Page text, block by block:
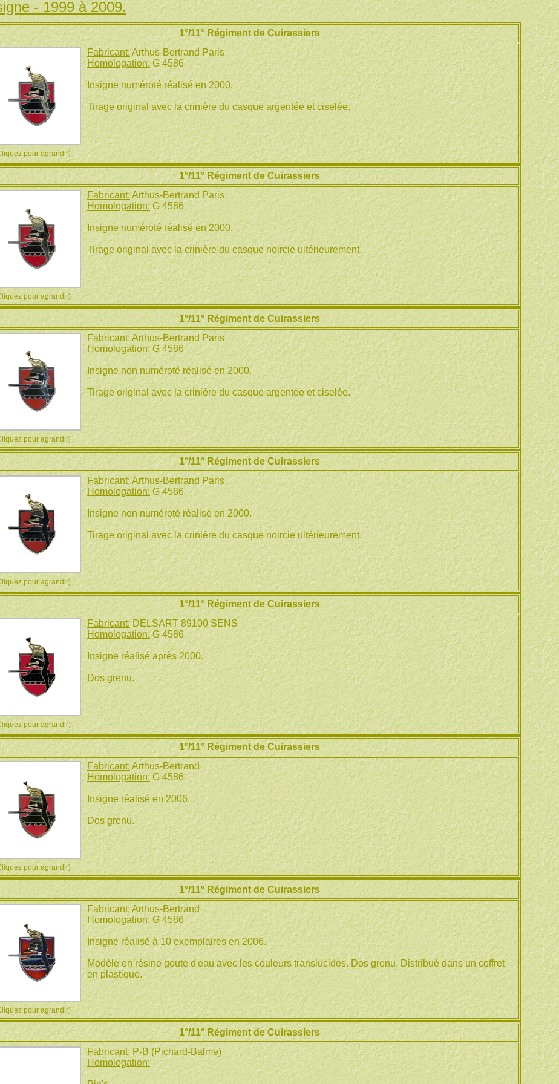
- 1999 à 2009.
1°/11° Régiment de Cuirassiers
pour agrandir)
Fabricant:Arthus-Bertrand Paris
Homologation:G 4586
Insigne numéroté réalisé en 2000.
Tirage original avec la crinière du casque argentée et ciselée.
1°/11° Régiment de Cuirassiers
pour agrandir)
Fabricant:Arthus-Bertrand Paris
Homologation:G 4586
Insigne numéroté réalisé en 2000.
Tirage original avec la crinière du casque noircie ultérieurement.
1°/11° Régiment de Cuirassiers
pour agrandir)
Fabricant:Arthus-Bertrand Paris
Homologation:G 4586
Insigne non numéroté réalisé en 2000.
Tirage original avec la crinière du casque argentée et ciselée.
1°/11° Régiment de Cuirassiers
pour agrandir)
Fabricant:Arthus-Bertrand Paris
Homologation:G 4586
Insigne non numéroté réalisé en 2000.
Tirage original avec la crinière du casque noircie ultérieurement.
1°/11° Régiment de Cuirassiers
pour agrandir)
Fabricant:DELSART 89100 SENS
Homologation:G 4586
Insigne réalisé après 2000.
Dos grenu.
1°/11° Régiment de Cuirassiers
pour agrandir)
Fabricant:Arthus-Bertrand
Homologation:G 4586
Insigne réalisé en 2006.
Dos grenu.
1°/11° Régiment de Cuirassiers
pour agrandir)
Fabricant:Arthus-Bertrand
Homologation:G 4586
Insigne réalisé à 10 exemplaires en 2006.
Modèle en résine goute d'eau avec les couleurs translucides. Dos grenu. Distribué dans un coffret
en plastique.
1°/11° Régiment de Cuirassiers
Fabricant:P-B (Pichard-Balme)
Homologation: